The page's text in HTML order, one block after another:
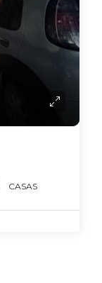
CASAS